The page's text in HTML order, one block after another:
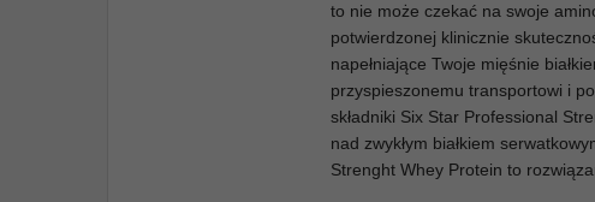
to nie może czekać na swoje
potwierdzonej klinicznie
napełniające Twoje mięśnie
przyspieszonemu transportowi i
składniki Six Star Professional
nad zwykłym białkiem
Strenght Whey Protein to